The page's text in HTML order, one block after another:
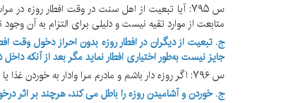
س ۷۹۵: آیا تبعیت از اهل سنت در وقت افطار
متابعت از موارد تقیه نیست و دلیلی برای التزام به آن
ج. تبعیت از دیگران در افطار روزه بدون احراز دخول وقت
جایز نیست به‌طور اختیاری افطار نماید مگر بعد از آنکه
س ۷۹۶: اگر روزه دار باشم و مادرم مرا وادار به خوردن غذا یا نوشیدن کند، آیا روزه ام باطل می شود؟
ج. خوردن و آشامیدن روزه را باطل می کند، هرچند بر اثر